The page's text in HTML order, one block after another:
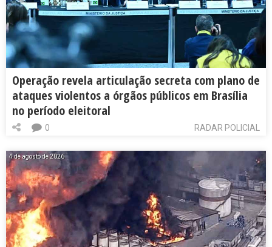
Operação revela articulação secreta com plano de
ataques violentos a órgãos públicos em Brasília
no período eleitoral
RADAR POLICIAL
0
4 de agosto de 2026